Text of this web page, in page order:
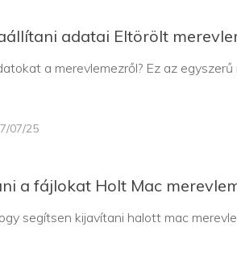
adatai Eltörölt
a merevlemezről? Ez az
07/25
a fájlokat Holt Mac
segítsen kijavítani halott mac